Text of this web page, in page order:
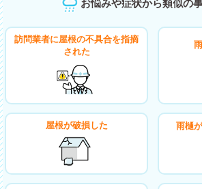
お悩みや症状から類似の
訪問業者に屋根の不具合を指摘
された
屋根が破損した 雨樋